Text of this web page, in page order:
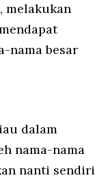
melakukan
nama besar
dalam
nama-nama
nanti sendiri